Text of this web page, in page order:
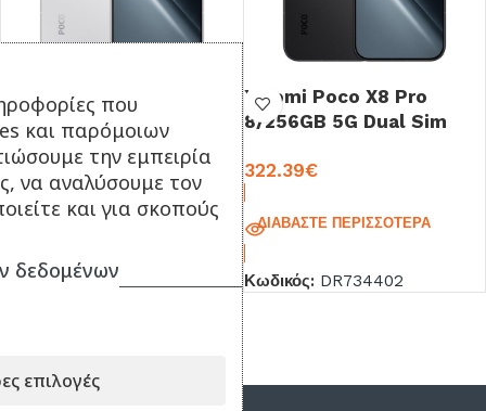
Xiaomi Poco X8 Pro
8/256GB 5G Dual Sim
White
335.48 €
ΔΙΑΒΆΣΤΕ ΠΕΡΙΣΣΌΤΕΡΑ
Κωδικός:DR734413
Xiaomi Poco X8 Pro
8/256GB 5G Dual Sim
322.39€
ΔΙΑΒΆΣΤΕ ΠΕΡΙΣΣΌΤΕΡΑ
Κωδικός: DR734402
που
και παρόμοιων
την εμπειρία
να αναλύσουμε τον
και για σκοπούς
δεδομένων
επιλογές